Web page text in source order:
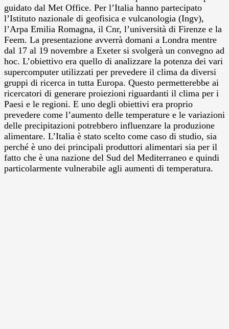
guidato dal Met Office. Per l’Italia hanno partecipato
l’Istituto nazionale di geofisica e vulcanologia (Ingv),
l’Arpa Emilia Romagna, il Cnr, l’università di Firenze e la
Feem. La presentazione avverrà domani a Londra mentre
dal 17 al 19 novembre a Exeter si svolgerà un convegno ad
hoc. L’obiettivo era quello di analizzare la potenza dei vari
supercomputer utilizzati per prevedere il clima da diversi
gruppi di ricerca in tutta Europa. Questo permetterebbe ai
ricercatori di generare proiezioni riguardanti il clima per i
Paesi e le regioni. E uno degli obiettivi era proprio
prevedere come l’aumento delle temperature e le variazioni
delle precipitazioni potrebbero influenzare la produzione
alimentare. L’Italia è stato scelto come caso di studio, sia
perché è uno dei principali produttori alimentari sia per il
fatto che è una nazione del Sud del Mediterraneo e quindi
particolarmente vulnerabile agli aumenti di temperatura.